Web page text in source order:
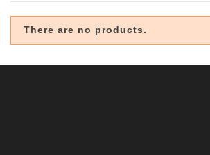
There are no products.